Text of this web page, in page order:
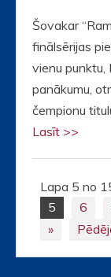
Šovakar
finālsērijas
vienu punktu,
panākumu,
čempionu
Lasīt >>
Posts
Lapa 5 no
5
6
»